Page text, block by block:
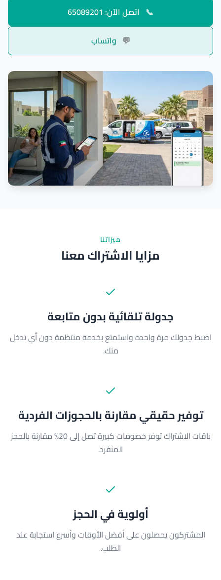
📞 اتصل الآن: 65089201
💬 واتساب
ميزاتنا
مزايا الاشتراك معنا
جدولة تلقائية بدون متابعة
اضبط جدولك مرة واحدة واستمتع بخدمة منتظمة دون أي تدخل
منك.
توفير حقيقي مقارنة بالحجوزات الفردية
باقات الاشتراك توفر خصومات كبيرة تصل إلى 20% مقارنة بالحجز
المنفرد.
أولوية في الحجز
المشتركون يحصلون على أفضل الأوقات وأسرع استجابة عند
الطلب.